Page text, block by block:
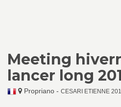
Meeting
lancer long
Propriano - CESARI ETIENNE